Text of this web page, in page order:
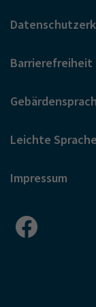
Barrierefreiheit
Leichte Sprache
Impressum